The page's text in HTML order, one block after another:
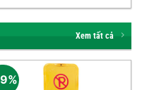
₫.
750.000 ₫.là:
Xem tất cả